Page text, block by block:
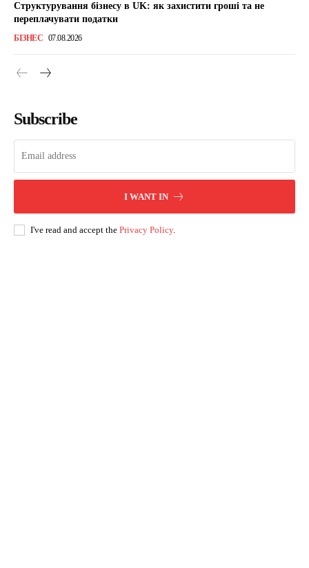
Структурування бізнесу в UK: як захистити гроші та не
переплачувати податки
БІЗНЕС 07.08.2026
Subscribe
I WANT IN
I've read and accept the Privacy Policy.